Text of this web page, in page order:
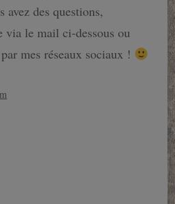
avez des questions,
via le mail ci-dessous ou
mes réseaux sociaux !